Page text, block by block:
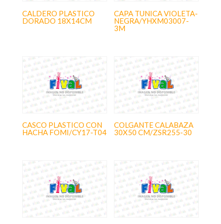
CALDERO PLASTICO
DORADO 18X14CM
CAPA TUNICA VIOLETA-
NEGRA/YHXM03007-
3M
CASCO PLASTICO CON
HACHA FOMI/CY17-T04
COLGANTE CALABAZA
30X50 CM/ZSR255-30